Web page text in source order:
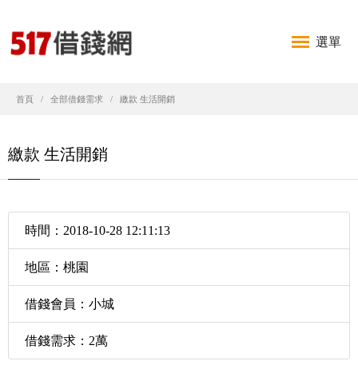
選單
首頁 全部借錢需求 繳款 生活開銷
繳款 生活開銷
時間：2018-10-28 12:11:13
地區：桃園
借錢會員：小城
借錢需求：2萬